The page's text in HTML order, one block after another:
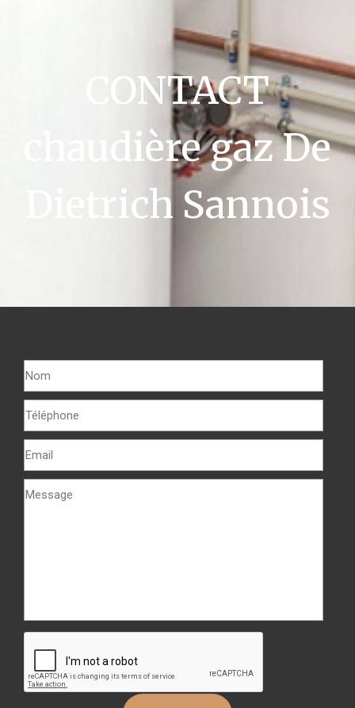
CONTACT
chaudière gaz De
Dietrich Sannois